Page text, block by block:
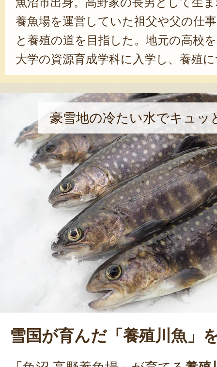
養魚場を運営していた祖父や父の仕
と養殖の道を目指した。地元の高校
大学の資源育成学科に入学し、養殖
学卒業後はマグロの養殖会社に6年間
経験を積んだ後、実家である「高野
在に至る。
作業や管理をする上で一番難しいと
候や気温などに合わせて臨機応変に
いう。「自然環境に左右されるため
客さんに『美味しい』と言われるこ
いる」と笑顔で語る。
豪雪地の冷たい水でキュッ
雪国が育んだ「養殖川魚」